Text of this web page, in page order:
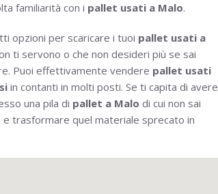
familiarità con i pallet usati a Malo.
opzioni per scaricare i tuoi pallet usati a
ti servono o che non desideri più se sai
Puoi effettivamente vendere pallet usati
in contanti in molti posti. Se ti capita di avere
una pila di pallet a Malo di cui non sai
trasformare quel materiale sprecato in